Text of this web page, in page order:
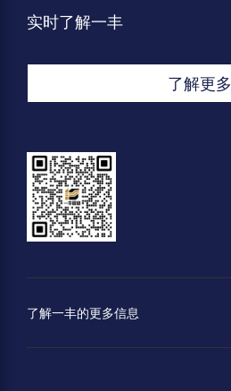
实时了解一丰
了解更多
了解一丰的更多信息